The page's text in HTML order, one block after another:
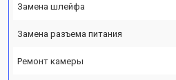
Замена шлейфа
Замена разъема питания
Ремонт камеры